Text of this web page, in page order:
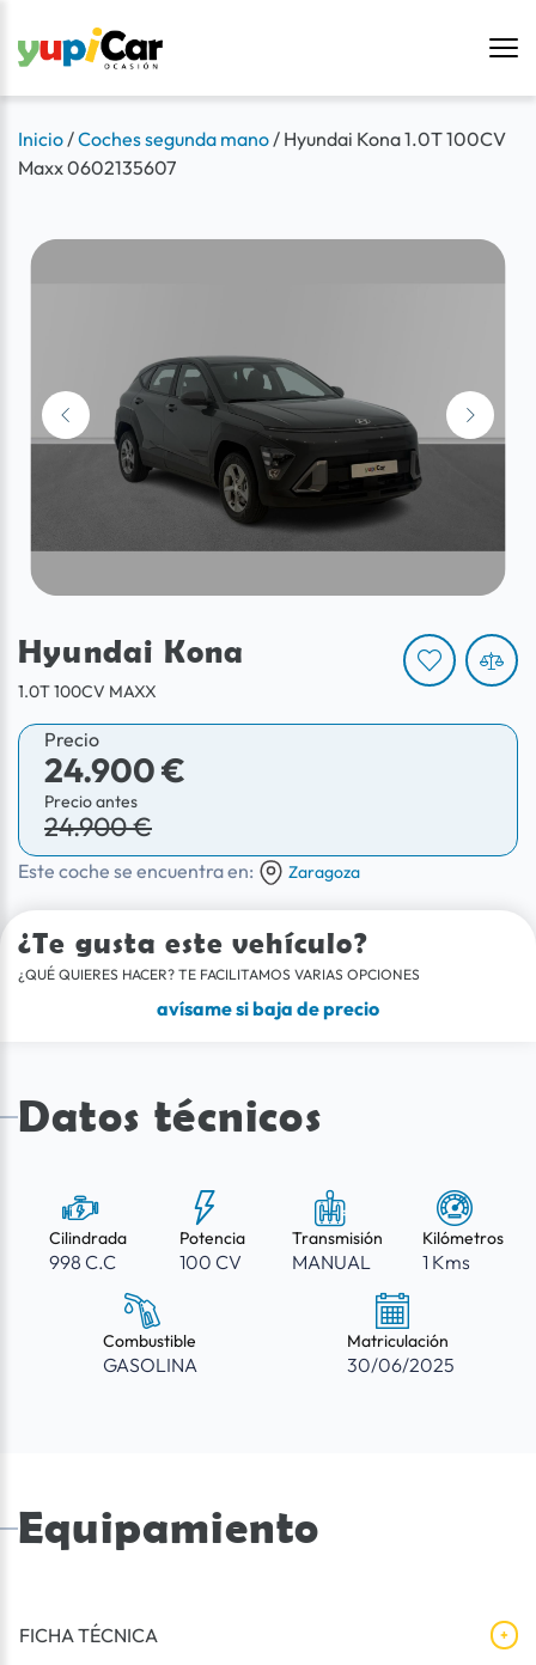
Inicio/Coches segunda mano/ Hyundai Kona 1.0T 100CV
Maxx 0602135607
Hyundai Kona
1.0T 100CV MAXX
Precio
24.900 €
Precio antes
24.900 €
Este coche se encuentra en: Zaragoza
¿Te gusta este vehículo?
¿QUÉ QUIERES HACER? TE FACILITAMOS VARIAS OPCIONES
avísame si baja de precio
Datos técnicos
Cilindrada
998 C.C
Potencia
100 CV
Transmisión
MANUAL
Kilómetros
1 Kms
Combustible
GASOLINA
Matriculación
30/06/2025
Equipamiento
FICHA TÉCNICA